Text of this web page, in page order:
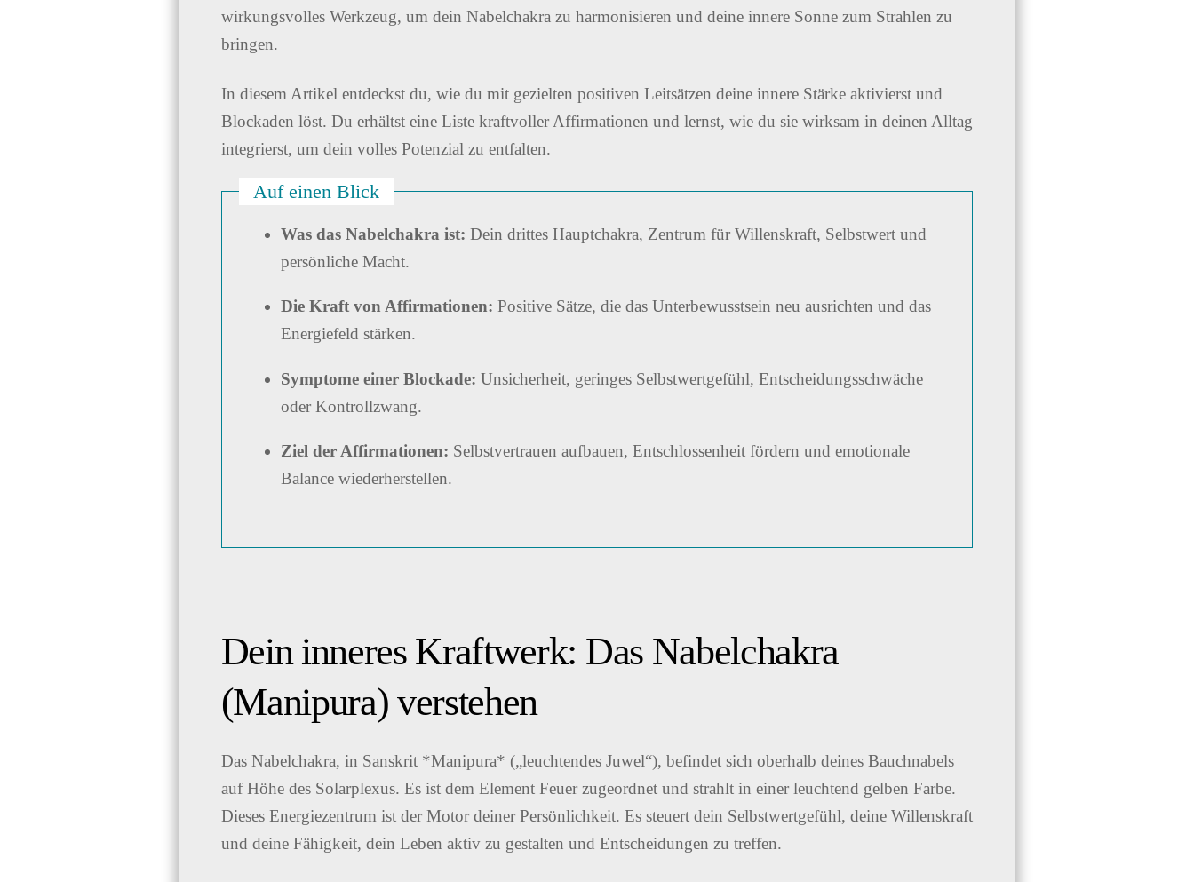
wirkungsvolles Werkzeug, um dein Nabelchakra zu harmonisieren und deine innere Sonne zum Strahlen zu
bringen.
In diesem Artikel entdeckst du, wie du mit gezielten positiven Leitsätzen deine innere Stärke aktivierst und
Blockaden löst. Du erhältst eine Liste kraftvoller Affirmationen und lernst, wie du sie wirksam in deinen Alltag
integrierst, um dein volles Potenzial zu entfalten.
Auf einen Blick
Was das Nabelchakra ist: Dein drittes Hauptchakra, Zentrum für Willenskraft, Selbstwert und
persönliche Macht.
Die Kraft von Affirmationen: Positive Sätze, die das Unterbewusstsein neu ausrichten und das
Energiefeld stärken.
Symptome einer Blockade: Unsicherheit, geringes Selbstwertgefühl, Entscheidungsschwäche
oder Kontrollzwang.
Ziel der Affirmationen: Selbstvertrauen aufbauen, Entschlossenheit fördern und emotionale
Balance wiederherstellen.
Dein inneres Kraftwerk: Das Nabelchakra
(Manipura) verstehen
Das Nabelchakra, in Sanskrit *Manipura* („leuchtendes Juwel“), befindet sich oberhalb deines Bauchnabels
auf Höhe des Solarplexus. Es ist dem Element Feuer zugeordnet und strahlt in einer leuchtend gelben Farbe.
Dieses Energiezentrum ist der Motor deiner Persönlichkeit. Es steuert dein Selbstwertgefühl, deine Willenskraft
und deine Fähigkeit, dein Leben aktiv zu gestalten und Entscheidungen zu treffen.